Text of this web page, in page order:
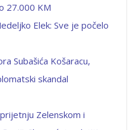
27.000 KM
Elek: Sve je počelo
Subašića Košaracu,
skandal
Zelenskom i